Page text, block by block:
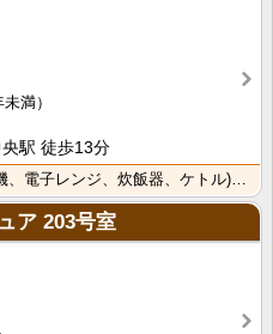
未満）
駅 徒歩13分
家電7点(照明、TV、掃除機、洗濯機、電子レンジ、炊飯器、ケトル)付きなので、すぐに生活が始められま･･･
ア 203号室